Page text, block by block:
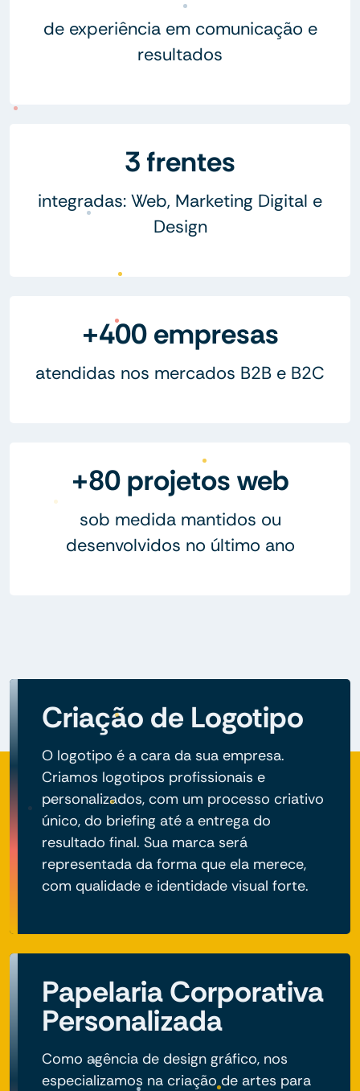
de experiência em comunicação e
resultados
3 frentes
integradas: Web, Marketing Digital e
Design
+400 empresas
atendidas nos mercados B2B e B2C
+80 projetos web
sob medida mantidos ou
desenvolvidos no último ano
Criação de Logotipo
O logotipo é a cara da sua empresa.
Criamos logotipos profissionais e
personalizados, com um processo criativo
único, do briefing até a entrega do
resultado final. Sua marca será
representada da forma que ela merece,
com qualidade e identidade visual forte.
Papelaria Corporativa
Personalizada
Como agência de design gráfico, nos
especializamos na criação de artes para